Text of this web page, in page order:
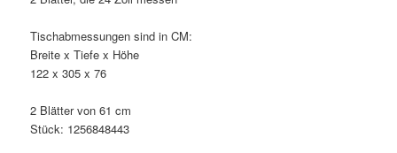
Tischabmessungen sind in CM:
Breite x Tiefe x Höhe
122 x 305 x 76
2 Blätter von 61 cm
Stück: 1256848443